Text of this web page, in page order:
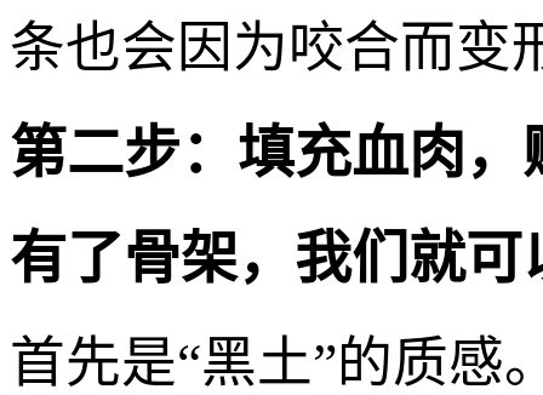
条也会因为咬合而变
第二步：填充血肉，
有了骨架，我们就
首先是“黑土”的质感